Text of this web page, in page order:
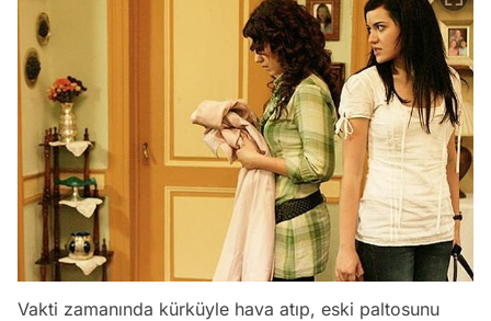
Vakti zamanında kürküyle hava atıp, eski paltosunu